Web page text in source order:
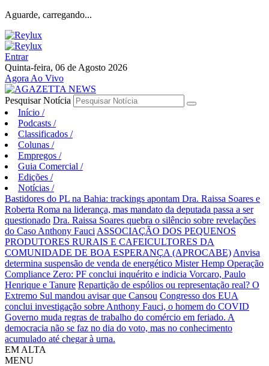
Aguarde, carregando...
Entrar
Quinta-feira, 06 de Agosto 2026
Agora Ao Vivo
Pesquisar Notícia
Início /
Podcasts /
Classificados /
Colunas /
Empregos /
Guia Comercial /
Edições /
Notícias /
Bastidores do PL na Bahia: trackings apontam Dra. Raissa Soares e
Roberta Roma na liderança, mas mandato da deputada passa a ser
questionado Dra. Raissa Soares quebra o silêncio sobre revelações
do Caso Anthony Fauci ASSOCIAÇÃO DOS PEQUENOS
PRODUTORES RURAIS E CAFEICULTORES DA
COMUNIDADE DE BOA ESPERANÇA (APROCABE) Anvisa
determina suspensão de venda de energético Mister Hemp Operação
Compliance Zero: PF conclui inquérito e indicia Vorcaro, Paulo
Henrique e Tanure Repartição de espólios ou representação real? O
Extremo Sul mandou avisar que Cansou Congresso dos EUA
conclui investigação sobre Anthony Fauci, o homem do COVID
Governo muda regras de trabalho do comércio em feriado. A
democracia não se faz no dia do voto, mas no conhecimento
acumulado até chegar à urna.
EM ALTA
MENU